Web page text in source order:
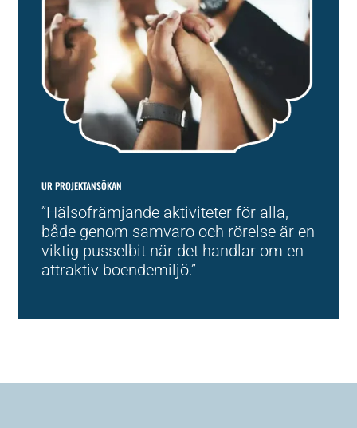
UR PROJEKTANSÖKAN
”Hälsofrämjande aktiviteter för alla,
både genom samvaro och rörelse är en
viktig pusselbit när det handlar om en
attraktiv boendemiljö.”